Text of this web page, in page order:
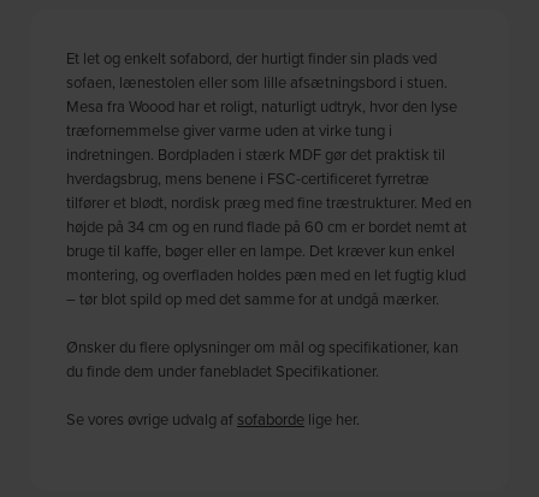
Et let og enkelt sofabord, der hurtigt finder sin plads ved
sofaen, lænestolen eller som lille afsætningsbord i stuen.
Mesa fra Woood har et roligt, naturligt udtryk, hvor den lyse
træfornemmelse giver varme uden at virke tung i
indretningen. Bordpladen i stærk MDF gør det praktisk til
hverdagsbrug, mens benene i FSC-certificeret fyrretræ
tilfører et blødt, nordisk præg med fine træstrukturer. Med en
højde på 34 cm og en rund flade på 60 cm er bordet nemt at
bruge til kaffe, bøger eller en lampe. Det kræver kun enkel
montering, og overfladen holdes pæn med en let fugtig klud
– tør blot spild op med det samme for at undgå mærker.
Ønsker du flere oplysninger om mål og specifikationer, kan
du finde dem under fanebladet Specifikationer.
Se vores øvrige udvalg af sofaborde lige her.